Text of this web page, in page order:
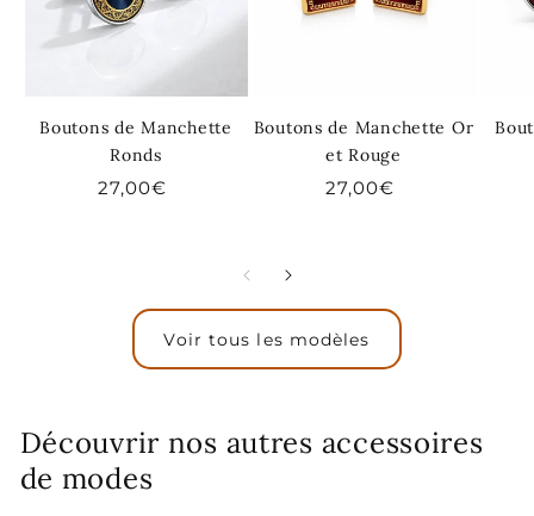
Boutons de Manchette
Ronds
Prix
27,00€
Boutons de Manchette Or
et Rouge
Prix
27,00€
Voir tous les modèles
Découvrir nos autres accessoires
de modes